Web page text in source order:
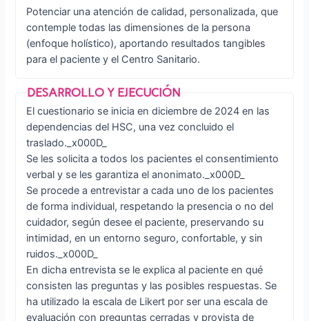
Potenciar una atención de calidad, personalizada, que
contemple todas las dimensiones de la persona
(enfoque holístico), aportando resultados tangibles
para el paciente y el Centro Sanitario.
El cuestionario se inicia en diciembre de 2024 en las
dependencias del HSC, una vez concluido el
traslado._x000D_
Se les solicita a todos los pacientes el consentimiento
verbal y se les garantiza el anonimato._x000D_
Se procede a entrevistar a cada uno de los pacientes
de forma individual, respetando la presencia o no del
cuidador, según desee el paciente, preservando su
intimidad, en un entorno seguro, confortable, y sin
ruidos._x000D_
En dicha entrevista se le explica al paciente en qué
consisten las preguntas y las posibles respuestas. Se
ha utilizado la escala de Likert por ser una escala de
evaluación con preguntas cerradas y provista de